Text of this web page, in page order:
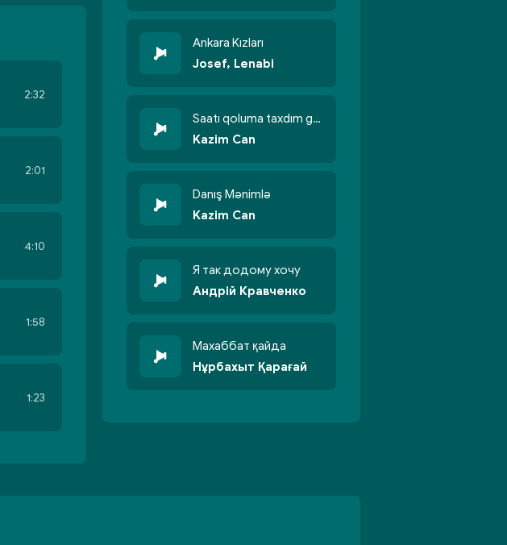
2:32
2:01
4:10
1:58
1:23
Ankara Kızları
Josef, Lenabi
Saatı qoluma taxdım göyün üzünə qalxdım
Kazim Can
Danış Mənimlə
Kazim Can
Я так додому хочу
Андрій Кравченко
Махаббат қайда
Нұрбахыт Қарағай